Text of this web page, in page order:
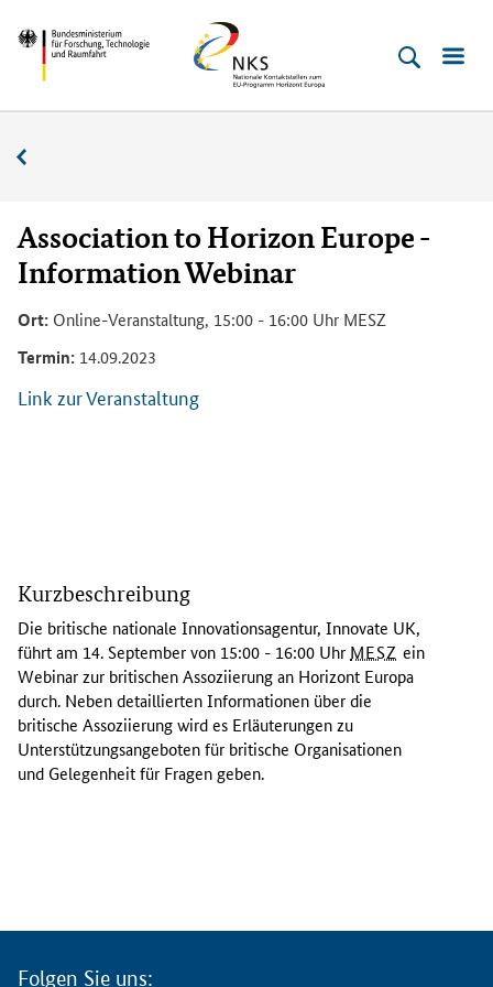
zum
Inhalt
(Eingabetaste)
zum
Hauptmenu
(Eingabetaste)
zur
Suche
(Eingabetaste)
zur
Fußleiste
(Enter)
Bundesministerium
Technologie
Raumfahrt
Horizont
Europa
Association to Horizon Europe -
Information Webinar
Ort: Online-Veranstaltung, 15:00 - 16:00 Uhr MESZ
Termin: 14.09.2023
Link zur Veranstaltung
s
W
e
b
i
n
a
r
i
Kurzbeschreibung
Die britische nationale Innovationsagentur, Innovate UK,
führt am 14. September von 15:00 - 16:00 Uhr MESZ ein
Webinar zur britischen Assoziierung an Horizont Europa
durch. Neben detaillierten Informationen über die
britische Assoziierung wird es Erläuterungen zu
Unterstützungsangeboten für britische Organisationen
und Gelegenheit für Fragen geben.
Folgen Sie uns: